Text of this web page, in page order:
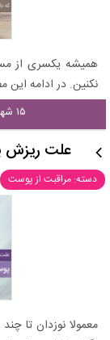
همیشه یکسری از
نکنین. در ادامه
۱۵ شهریور ۱۳۹۷ - ۰۹:۳۸
علت ریزش
دسته: مراقبت از پوست
معمولا نوزدان تا